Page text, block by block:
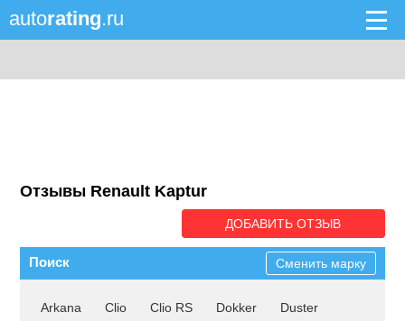
autorating.ru
Отзывы Renault Kaptur
ДОБАВИТЬ ОТЗЫВ
Поиск Сменить марку
Arkana Clio Clio RS Dokker Duster